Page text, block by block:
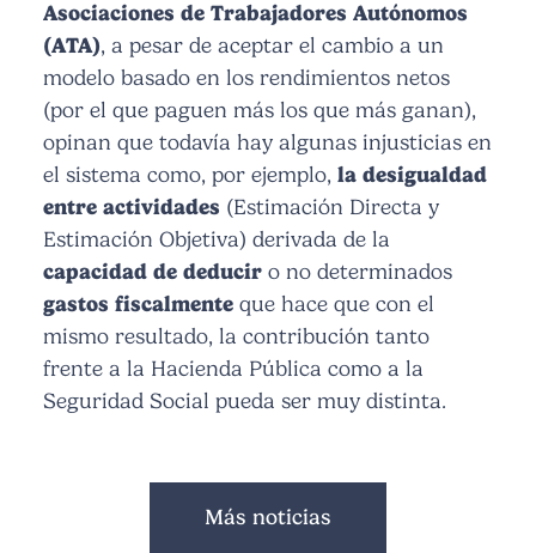
Asociaciones de Trabajadores Autónomos
(ATA), a pesar de aceptar el cambio a un
modelo basado en los rendimientos netos
(por el que paguen más los que más ganan),
opinan que todavía hay algunas injusticias en
el sistema como, por ejemplo, la desigualdad
entre actividades (Estimación Directa y
Estimación Objetiva) derivada de la
capacidad de deducir o no determinados
gastos fiscalmente que hace que con el
mismo resultado, la contribución tanto
frente a la Hacienda Pública como a la
Seguridad Social pueda ser muy distinta.
Más noticias